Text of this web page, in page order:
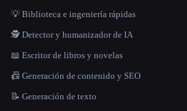
💡 Biblioteca e ingeniería rápidas
🕵️ Detector y humanizador de IA
📖 Escritor de libros y novelas
📠 Generación de contenido y SEO
📝 Generación de texto